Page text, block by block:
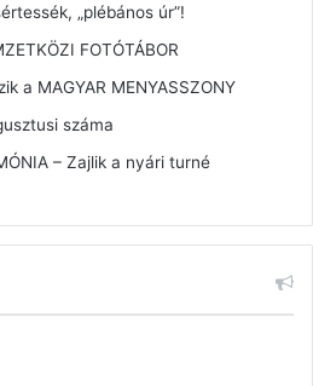
„plébános úr”!
FOTÓTÁBOR
a MAGYAR MENYASSZONY
száma
– Zajlik a nyári turné